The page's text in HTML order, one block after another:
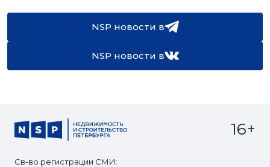
NSP новости в
NSP новости в
Св-во регистрации СМИ:
16+